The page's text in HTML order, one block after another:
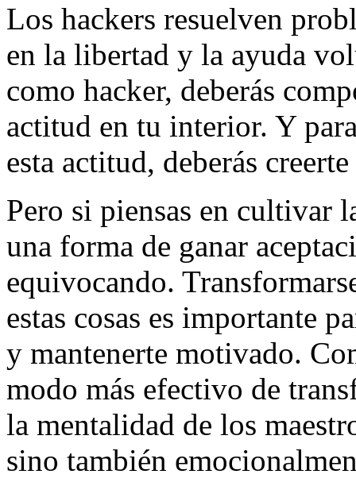
Los hackers resuelven
en la libertad y la ayuda
como hacker, deberás
actitud en tu interior. Y
esta actitud, deberás
Pero si piensas en cultivar
una forma de ganar
equivocando.
estas cosas es importante
y mantenerte motivado.
modo más efectivo de
la mentalidad de los
sino también